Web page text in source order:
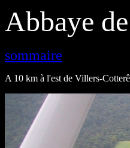
Abbaye
sommaire
A 10 km à l'est de Villers-